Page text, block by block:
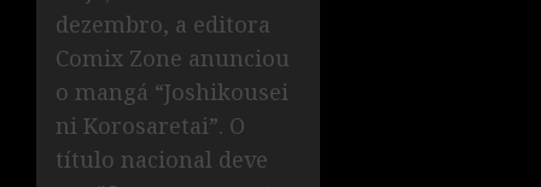
dezembro, a editora
Comix Zone anunciou
o mangá “Joshikousei
ni Korosaretai”. O
título nacional deve